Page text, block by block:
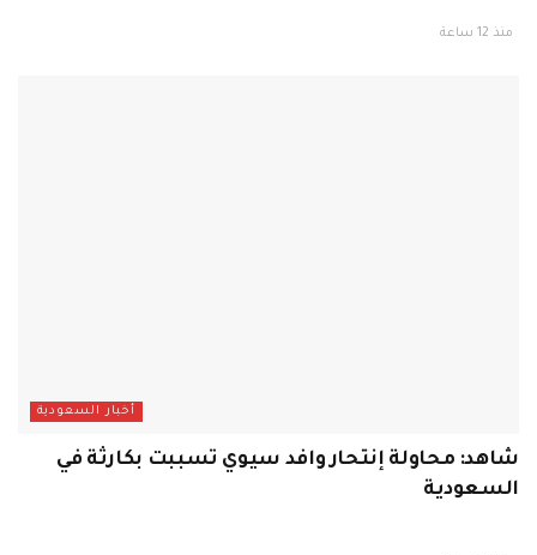
منذ 12 ساعة
أخبار السعودية
شاهد: محاولة إنتحار وافد سيوي تسببت بكارثة في
السعودية